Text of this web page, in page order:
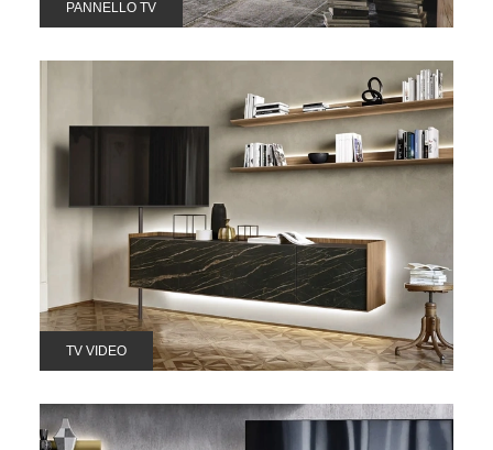
PANNELLO TV
TV VIDEO